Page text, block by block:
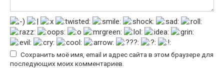
Сохранить моё имя, email и адрес сайта в этом браузере для
последующих моих комментариев.